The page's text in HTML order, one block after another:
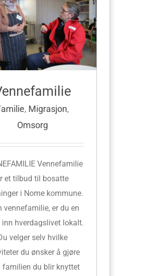
, Migrasjon,
Omsorg
Vennefamilie
et tilbud til bosatte
i Nome kommune.
vennefamilie, er du en
inn hverdagslivet lokalt.
velger selv hvilke
du ønsker å gjøre
familien du blir knyttet